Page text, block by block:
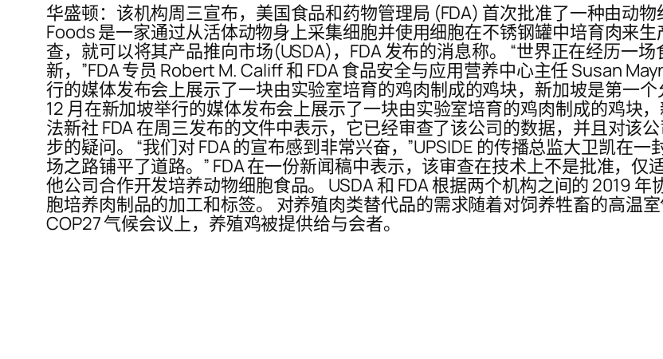
华盛顿：该机构周三宣布，美国食品和药物管理局 (FDA) 首次批准了一种由动
Foods 是一家通过从活体动物身上采集细胞并使用细胞在不锈钢罐中培育肉来
查，就可以将其产品推向市场(USDA)，FDA 发布的消息称。 “世界正在经历一
新，”FDA 专员 Robert M. Califf 和 FDA 食品安全与应用营养中心主任 Susan
行的媒体发布会上展示了一块由实验室培育的鸡肉制成的鸡块，新加坡是第一
12 月在新加坡举行的媒体发布会上展示了一块由实验室培育的鸡肉制成的鸡块
法新社 FDA 在周三发布的文件中表示，它已经审查了该公司的数据，并且对该
步的疑问。 “我们对 FDA 的宣布感到非常兴奋，”UPSIDE 的传播总监大卫凯在
场之路铺平了道路。” FDA 在一份新闻稿中表示，该审查在技术上不是批准，仅
他公司合作开发培养动物细胞食品。 USDA 和 FDA 根据两个机构之间的 2019
胞培养肉制品的加工和标签。 对养殖肉类替代品的需求随着对饲养牲畜的高温
COP27 气候会议上，养殖鸡被提供给与会者。